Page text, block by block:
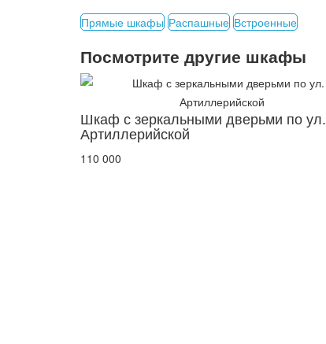
Прямые шкафы Распашные Встроенные
Посмотрите другие шкафы
Шкаф с зеркальными дверьми по ул.
Артиллерийской
110 000